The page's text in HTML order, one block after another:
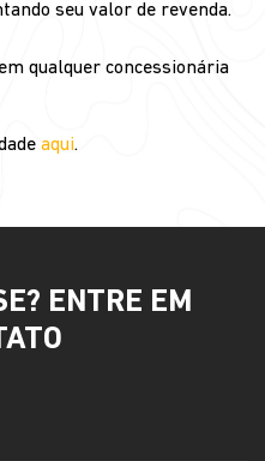
seu valor de revenda.
qualquer concessionária
aqui.
ENTRE EM